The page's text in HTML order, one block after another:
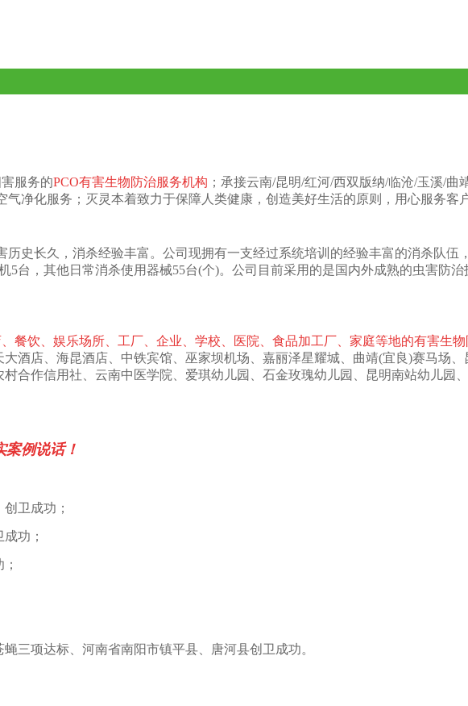
服务的PCO有害生物防治服务机构 ；承接云南/昆明/红河/西双版纳/临沧/玉溪/
净化服务；灭灵本着致力于保障人类健康，创造美好生活的原则，用心服务客
史长久，消杀经验丰富。公司现拥有一支经过系统培训的经验丰富的消杀队伍
台，其他日常消杀使用器械55台(个)。公司目前采用的是国内外成熟的虫害防
餐饮、娱乐场所、工厂、企业、学校、医院、食品加工厂、家庭等地的有害生物
酒店、海昆酒店、中铁宾馆、巫家坝机场、嘉丽泽星耀城、曲靖(宜良)赛马场
合作信用社、云南中医学院、爱琪幼儿园、石金玫瑰幼儿园、昆明南站幼儿园
例说话！
卫成功；
功；
三项达标、河南省南阳市镇平县、唐河县创卫成功。